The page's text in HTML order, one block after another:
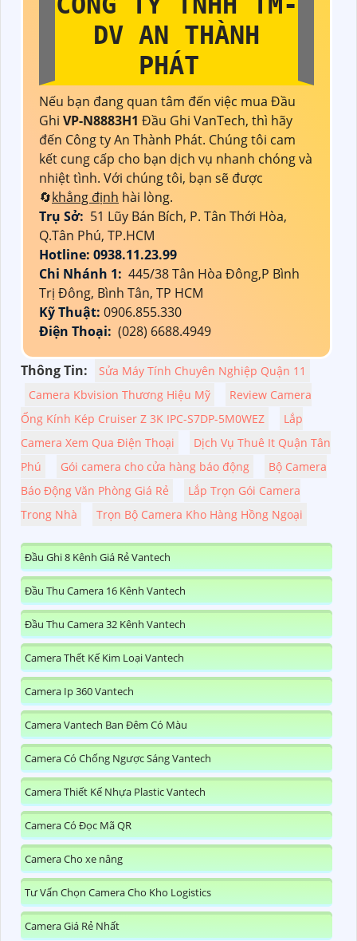
DV AN THÀNH
PHÁT
Nếu bạn đang quan tâm đến việc mua Đầu
Ghi VP-N8883H1 Đầu Ghi VanTech, thì hãy
đến Công ty An Thành Phát. Chúng tôi cam
kết cung cấp cho bạn dịch vụ nhanh chóng và
nhiệt tình. Với chúng tôi, bạn sẽ được
🔄khẳng định hài lòng.
Trụ Sở: 51 Lũy Bán Bích, P. Tân Thới Hòa,
Q.Tân Phú, TP.HCM
Hotline: 0938.11.23.99
Chi Nhánh 1: 445/38 Tân Hòa Đông,P Bình
Trị Đông, Bình Tân, TP HCM
Kỹ Thuật: 0906.855.330
Điện Thoại: (028) 6688.4949
Thông Tin:
Sửa Máy Tính Chuyên Nghiệp Quận 11
Camera Kbvision Thương Hiệu Mỹ
Review Camera
Ống Kính Kép Cruiser Z 3K IPC-S7DP-5M0WEZ
Lắp
Camera Xem Qua Điện Thoại
Dịch Vụ Thuê It Quận Tân
Phú
Gói camera cho cửa hàng báo động
Bộ Camera
Báo Động Văn Phòng Giá Rẻ
Lắp Trọn Gói Camera
Trong Nhà
Trọn Bộ Camera Kho Hàng Hồng Ngoại
Đầu Ghi 8 Kênh Giá Rẻ Vantech
Đầu Thu Camera 16 Kênh Vantech
Đầu Thu Camera 32 Kênh Vantech
Camera Thết Kế Kim Loại Vantech
Camera Ip 360 Vantech
Camera Vantech Ban Đêm Có Màu
Camera Có Chống Ngược Sáng Vantech
Camera Thiết Kế Nhựa Plastic Vantech
Camera Có Đọc Mã QR
Camera Cho xe nâng
Tư Vấn Chọn Camera Cho Kho Logistics
Camera Giá Rẻ Nhất